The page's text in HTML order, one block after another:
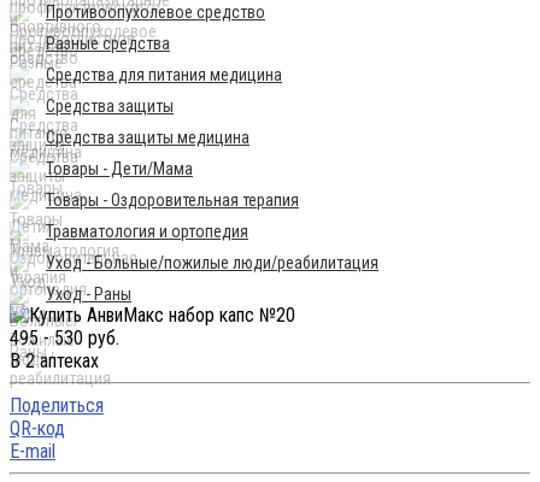
Противоопухолевое средство
Разные средства
Средства для питания медицина
Средства защиты
Средства защиты медицина
Товары - Дети/Мама
Товары - Оздоровительная терапия
Травматология и ортопедия
Уход - Больные/пожилые люди/реабилитация
Уход - Раны
495 - 530 руб.
В 2 аптеках
Поделиться
QR-код
E-mail